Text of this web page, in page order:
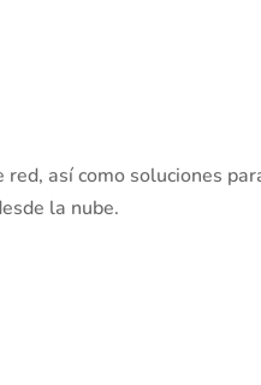
así como soluciones
la nube.